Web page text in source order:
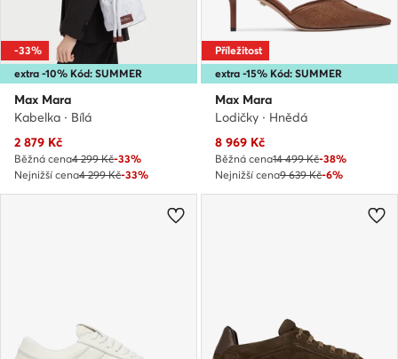
extra -10% Kód: SUMMER
-33%
Max Mara
Kabelka · Bílá
Aktuální cena
2 879 Kč
Běžná cena4 299 Kč-33%
Nejnižší cena4 299 Kč-33%
extra -15% Kód: SUMMER
Příležitost
Max Mara
Lodičky · Hnědá
Aktuální cena
8 969 Kč
Běžná cena14 499 Kč-38%
Nejnižší cena9 639 Kč-6%